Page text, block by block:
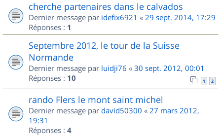
cherche partenaires dans le calvados
Dernier message par idefix6921 « 29 sept. 2014, 17:29
Réponses : 1
Septembre 2012, le tour de la Suisse
Normande
Dernier message par luidji76 « 30 sept. 2012, 00:01
Réponses : 10 1 2
rando Flers le mont saint michel
Dernier message par david50300 « 27 mars 2012,
19:31
Réponses : 4